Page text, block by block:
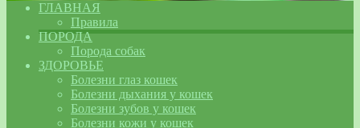
ГЛАВНАЯ
Правила
ПОРОДА
Порода собак
ЗДОРОВЬЕ
Болезни глаз кошек
Болезни дыхания у кошек
Болезни зубов у кошек
Болезни кожи у кошек